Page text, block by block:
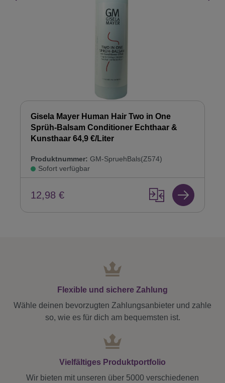
Gisela Mayer Human Hair Two in One
Sprüh-Balsam Conditioner Echthaar &
Kunsthaar 64,9 €/Liter
Produktnummer: GM-SpruehBals(Z574)
Sofort verfügbar
12,98 €
Flexible und sichere Zahlung
Wähle deinen bevorzugten Zahlungsanbieter und zahle
so, wie es für dich am bequemsten ist.
Vielfältiges Produktportfolio
Wir bieten mit unseren über 5000 verschiedenen